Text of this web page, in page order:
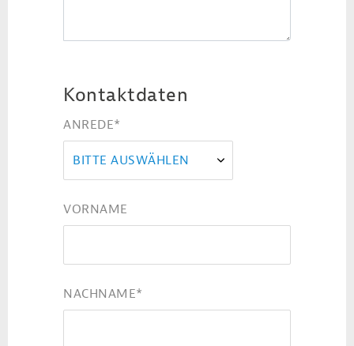
Kontaktdaten
ANREDE*
BITTE AUSWÄHLEN
VORNAME
NACHNAME*